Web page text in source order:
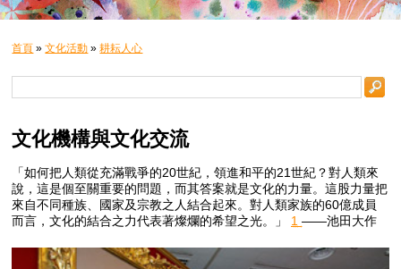
首頁 »文化活動 »耕耘人心
文化機構與文化交流
「如何把人類從充滿戰爭的20世紀，領進和平的21世紀？對人類來
說，這是個至關重要的問題，而其答案就是文化的力量。這股力量把
來自不同種族、國家及宗教之人結合起來。對人類家族的60億成員
而言，文化的結合之力代表著燦爛的希望之光。
」 1 ——池田大作